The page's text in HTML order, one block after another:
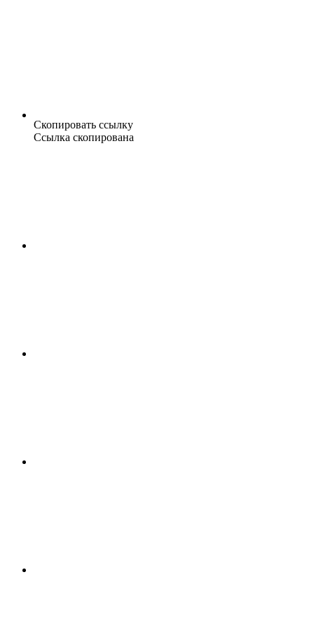
Скопировать ссылку
Ссылка скопирована